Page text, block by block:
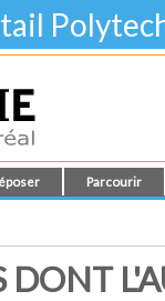
Parcourir